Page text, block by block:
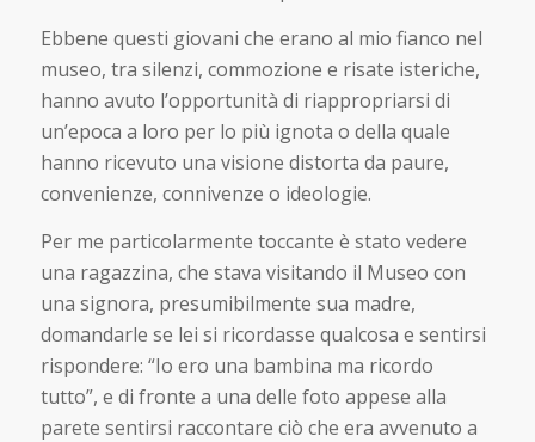
Ebbene questi giovani che erano al mio fianco nel
museo, tra silenzi, commozione e risate isteriche,
hanno avuto l’opportunità di riappropriarsi di
un’epoca a loro per lo più ignota o della quale
hanno ricevuto una visione distorta da paure,
convenienze, connivenze o ideologie.
Per me particolarmente toccante è stato vedere
una ragazzina, che stava visitando il Museo con
una signora, presumibilmente sua madre,
domandarle se lei si ricordasse qualcosa e sentirsi
rispondere: “Io ero una bambina ma ricordo
tutto”, e di fronte a una delle foto appese alla
parete sentirsi raccontare ciò che era avvenuto a